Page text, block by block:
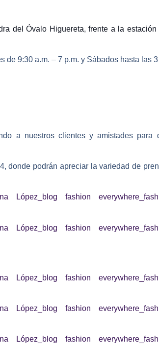
del Óvalo Higuereta, frente a la
9:30 a.m. – 7 p.m. y Sábados hasta las 3
a nuestros clientes y amistades para
donde podrán apreciar la variedad de